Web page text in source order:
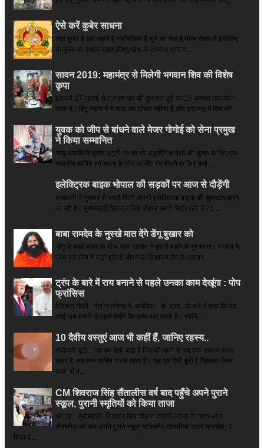
ऐसे करें कुबेर साधना
जहां कुबेर है­ वहां लक्ष्मी है,नवनिधियां हैं,सूर्य का तेज है,योग्य सेवक है,इसीलिए
तो कुबेर का स्थान ब्रह्मा,विष्णु,महेश के समकक्ष माना ग...
सावन 2019: महामंत्र से मिलेगी भगवान शिव की विशेष
कृपा
इस वर्ष 17 जुलाई से श्रावण माह की शुरुआत हुई जो 15 अगस्त तक रहने
वाला है। हिंदू पंचांग में ये साल का पांचवा महीना है और इस माह में शिव की...
युवक को जीप से बांधने वाले मेजर गोगोई को सेना प्रमुख
ने किया सम्‍मानित
जम्मू-कश्मीर में चुनाव ड्यूटी पर जा रहे अद्धसैनिक बलों की सुरक्षा के लिए एक
स्थानीय व्यक्ति को कवच के तौर पर जीप पर बांधने के लिए चर्चा ...
इलेक्ट्रिक बाइक भोपाल की सड़कों पर आज से दौड़ेंगी
राजधानी में गुरुवार से स्मार्ट सिटी कंपनी इलेक्ट्रिक बाइक की शुरुआत करने
जा रही है। मुख्यमंत्री शिवराज सिंह चौहान स्मार्ट सिटी पार्क में 75 ...
बाबा रामदेव के नुस्खे मात देंगे डेंगू बुखार को
डेंगू के बढ़ते कहर के बीच बाबा रामदेव ने इससे बचने के गुर बताए। रामदेव ने
प्रेस कांफ्रेंस में जड़ी बूटियों और फल दिखाकर डेंगू के उपचार...
ट्रंप के बारे में राय बनाने से पहले उनका काम देखूंगा : पोप
फ्रांसिस
वेटिकन सिटी: पोप फ्रांसिस ने अमेरिका के ट्रंप के बारे में कहा कि वह
कोई राय बनाने से पहले देखेंगे कि ट्रंप क्या करते हैं। स्पेनि...
10 दैवीय वस्तुएं आज भी कहीं हैं, जानिए रहस्य..
संजीवनी बूटी : यह एक ऐसी जड़ी है जिसको खाने से जब तक उसका असर
रहता है, तब तक व्यक्ति गायब रहता है। यह एक ऐसी बूटी है जिसका सेवन
करने से व...
CM शिवराज सिंह सैंतालीस वर्ष बाद पहुँचे अपने पुराने
स्कूल, पुरानी स्मृतियों को किया ताजा
भोपाल : मुख्यमंत्री शिवराज सिंह चौहान कहानी उत्सव के तहत आज
सैंतालीस वर्ष बाद अपने पुराने स्कूल शासकीय माध्यमिक शाला क्रमांक -1
शिवाजी...